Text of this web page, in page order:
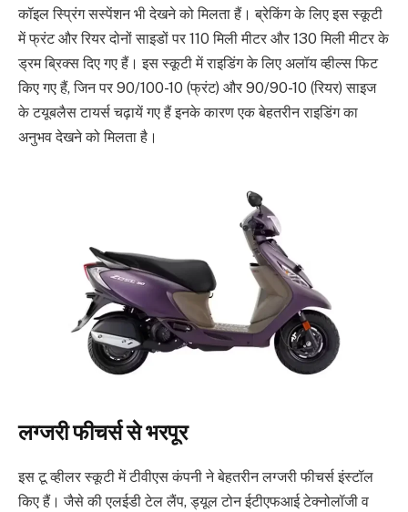
कॉइल स्प्रिंग सस्पेंशन भी देखने को मिलता हैं। ब्रेकिंग के लिए इस स्कूटी
में फ्रंट और रियर दोनों साइडों पर 110 मिली मीटर और 130 मिली मीटर के
ड्रम ब्रिक्स दिए गए हैं। इस स्कूटी में राइडिंग के लिए अलॉय व्हील्स फिट
किए गए हैं, जिन पर 90/100-10 (फ्रंट) और 90/90-10 (रियर) साइज
के टयूबलैस टायर्स चढ़ायें गए हैं इनके कारण एक बेहतरीन राइडिंग का
अनुभव देखने को मिलता है।
लग्जरी फीचर्स सेभरपूर
इस टू व्हीलर स्कूटी में टीवीएस कंपनी ने बेहतरीन लग्जरी फीचर्स इंस्टॉल
किए हैं। जैसे की एलईडी टेल लैंप, ड्यूल टोन ईटीएफ‌आई टेक्नोलॉजी व